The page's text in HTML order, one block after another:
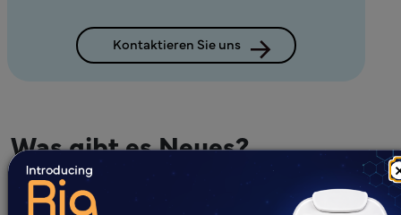
Kontaktieren Sie uns
Was gibt es Neues?
Alle Blogs
Whitepaper